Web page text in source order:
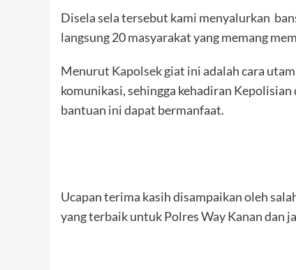
Disela sela tersebut kami menyalurkan
langsung 20 masyarakat yang memang
Menurut Kapolsek giat ini adalah cara
komunikasi, sehingga kehadiran
bantuan ini dapat bermanfaat.
Ucapan terima kasih disampaikan oleh
yang terbaik untuk Polres Way Kanan dan